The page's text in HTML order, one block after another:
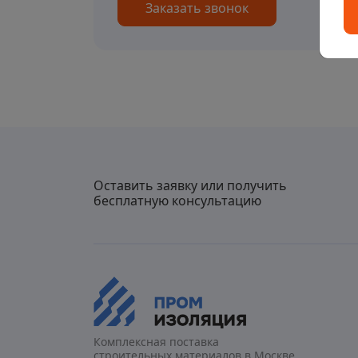
Заказать звонок
Оставить заявку или получить
бесплатную консультацию
Комплексная поставка